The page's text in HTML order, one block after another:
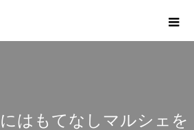
には も てな し マ ルシ ェ を